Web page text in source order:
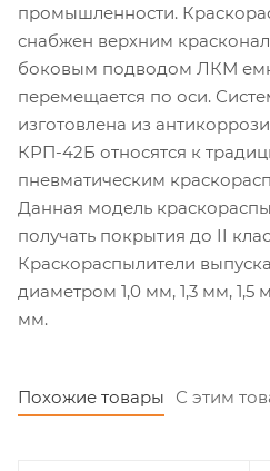
промышленности.
снабжен верхним
боковым подводом ЛКМ
перемещается по оси.
изготовлена из
КРП-42Б относятся к
пневматическим
Данная модель
получать покрытия до II
Краскораспылители
диаметром 1,0 мм, 1,3 мм, 1,5
мм.
Похожие товары С этим